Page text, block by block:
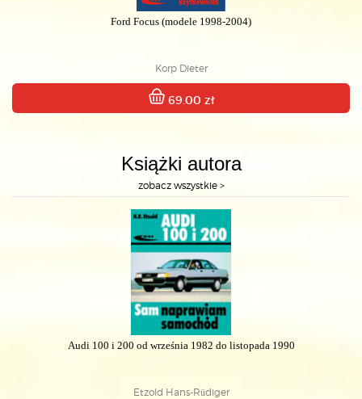
Ford Focus (modele 1998-2004)
Korp Dieter
69.00 zł
Książki autora
zobacz wszystkie >
Audi 100 i 200 od września 1982 do listopada 1990
Etzold Hans-Rüdiger